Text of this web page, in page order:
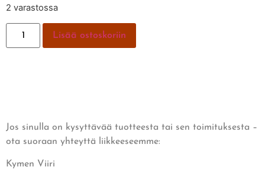
2 varastossa
Lisää ostoskoriin
Jos sinulla on kysyttävää tuotteesta tai sen toimituksesta –
ota suoraan yhteyttä liikkeeseemme:
Kymen Viiri